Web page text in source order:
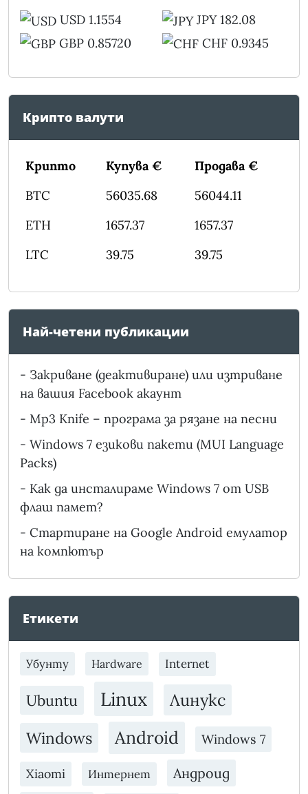
USD 1.1554
GBP 0.85720
JPY 182.08
CHF 0.9345
Крипто валути
Крипто Купува €
Продава €
BTC
56035.68
56044.11
ETH
1657.37
1657.37
LTC
39.75 39.75
Най-четени публикации
- Закриване (деактивиране) или изтриване
на вашия Facebook акаунт
- Mp3 Knife – програма за рязане на песни
- Windows 7 езикови пакети (MUI Language
Packs)
- Как да инсталираме Windows 7 от USB
флаш памет?
- Стартиране на Google Android емулатор
на компютър
Етикети
Убунту Hardware Internet
Ubuntu Linux Линукс
Windows Android Windows 7
Xiaomi Интернет Андроид